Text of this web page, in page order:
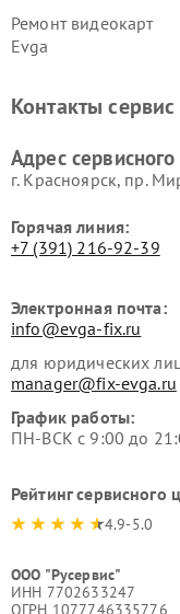
Ремонт видеокарт
Evga
Контакты
Адрес
г. Красноярск, ​пр.
Горячая линия:
+7 (391) 216-92-39
Электронная почта:
info@evga-fix.ru
для юридических
manager@fix-evga.ru
График работы:
ПН-ВСК с 9:00 до
Рейтинг сервисного
4.9-5.0
ООО "Русервис"
ИНН 7702633247
ОГРН 1077746335776